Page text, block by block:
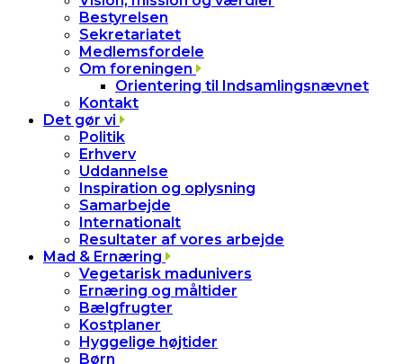
Bestyrelsen
Sekretariatet
Medlemsfordele
Om foreningen
Orientering til Indsamlingsnævnet
Kontakt
Det gør vi
Politik
Erhverv
Uddannelse
Inspiration og oplysning
Samarbejde
Internationalt
Resultater af vores arbejde
Mad & Ernæring
Vegetarisk madunivers
Ernæring og måltider
Bælgfrugter
Kostplaner
Hyggelige højtider
Børn